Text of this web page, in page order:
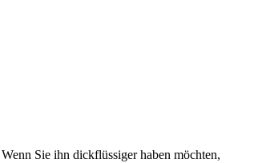
Sie ihn dickflüssiger haben möchten,